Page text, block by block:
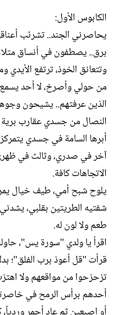
الكابوس الأول:‏
يحاصرني الجند.. تشرئب
برق.. يصطفون في أنساق
وتتعانق الخوذ، ترتفع الأيدي
من حولي وأصرخ، لا أحد
الذين عرفتهم.. يشيحون
النصال من جسدي عقارب برية
أبرها السامة في جسدي
آخر في صدري، وثالث في
الاتجاهات كافة.‏
يلوح شبح أمي، طيف خيال
شفتيه الطريتين بقلبي،
طعم ولا لون له.‏
اقرأ يا ولدي "سورة يس"،
قرأت "قل أعوذ برب الفلق"؛
تزحزحوا من مواقعهم ولا
أحدهم برأس الرمح في